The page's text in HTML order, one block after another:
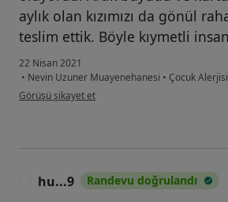
aylık olan kızımızı da gönül
teslim ettik. Böyle kıymetli
22 Nisan 2021
• Nevin Uzuner Muayenehanesi • Çocuk
kullanıcının görüşüne göre t.....
Görüşü şikayet et
hu...9 Randevu doğrulandı